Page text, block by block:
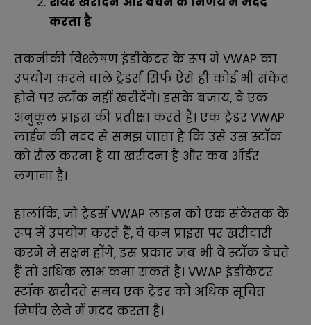
करता है
तकनीकी विश्लेषण इंडीकेटर के रूप में VWAP का
उपयोग करने वाले ट्रेडर्स सिर्फ ऐसे ही कोई भी संकेत
होने पर स्टॉक नहीं खरीदेंगे। इसके बजाय, वे एक
अनुकूल प्राइस की प्रतीक्षा करते हैं। एक ट्रेडर VWAP
लाईन की मदद से समझ जाता है कि उसे उस स्टॉक
को सैल करना है या खरीदना है और कब ऑर्डर
लगाना है।
हालांकि, जो ट्रेडर्स VWAP लाइन को एक संकेतक के
रूप में उपयोग करते हैं, वे कम प्राइस पर खरीदारी
करने में सक्षम होंगे, इस प्रकार जब भी वे स्टॉक बेचते
हैं तो अधिक लाभ कमा सकते हैं। VWAP इंडीकेटर
स्टॉक खरीदते समय एक ट्रेडर को अधिक सूचित
निर्णय लेने में मदद करता है।